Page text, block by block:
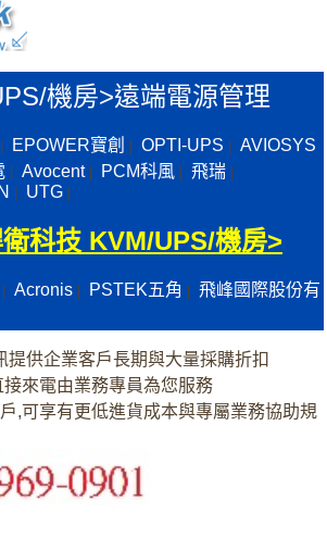
機房>遠端電源管理
EPOWER寶創 OPTI-UPS
AVIOSYS
Avocent| PCM科風 飛瑞
UTG
科技 KVM/UPS/機房>
Acronis PSTEK五角
飛峰國際股份有
提供企業客戶長期與大量採購折扣
來電由業務專員為您服務
,可享有更低進貨成本與專屬業務協助規